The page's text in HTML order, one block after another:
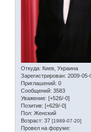
Откуда: Киев, Украина
Зарегистрирован: 2009-05-
Приглашений: 0
Сообщений: 3583
Уважение: [+526/-0]
Позитив: [+629/-0]
Пол: Женский
Возраст: 37 [1989-07-20]
Провел на форуме: